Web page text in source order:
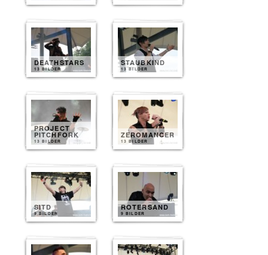
DEATHSTARS
13 BILDER
STAUBKIND
13 BILDER
PROJECT
PITCHFORK
13 BILDER
ZEROMANCER
13 BILDER
SITD
9 BILDER
ROTERSAND
9 BILDER